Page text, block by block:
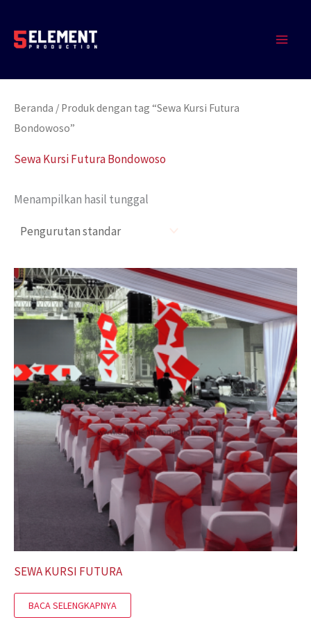
konten
Beranda / Produk dengan tag “Sewa Kursi Futura
Bondowoso”
Sewa Kursi Futura Bondowoso
Menampilkan hasil tunggal
SEWA KURSI FUTURA
BACA SELENGKAPNYA